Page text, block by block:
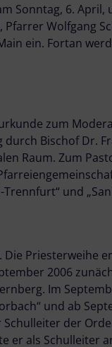
Sonntag, 6.
Wolfgang
ein. Fortan
zum
Bischof Dr.
Raum. Zum
und
Priesterweihe
2006
Im
und ab
der
er als Schulleiter